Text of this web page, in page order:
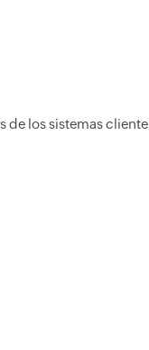
de los sistemas cliente